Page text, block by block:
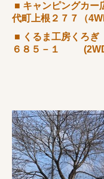
■ キャンピングカ
代町上根２７７（
■ くるま工房くろぎ
６８５－１